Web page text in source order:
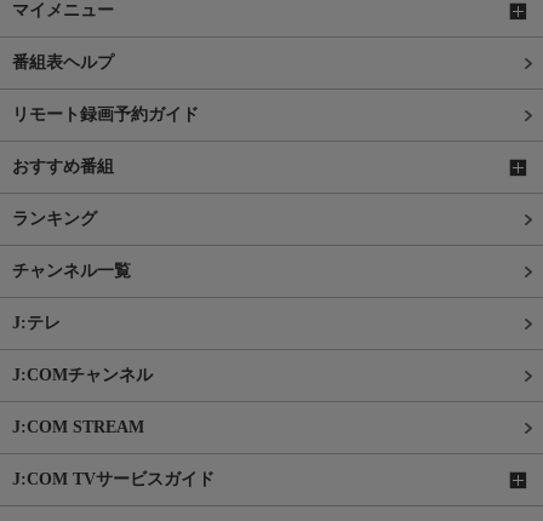
マイメニュー
番組表ヘルプ
リモート録画予約ガイド
おすすめ番組
ランキング
チャンネル一覧
J:テレ
J:COMチャンネル
J:COM STREAM
J:COM TVサービスガイド